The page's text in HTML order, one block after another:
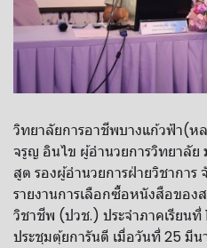
วิทยาลัยการอาชีพบางแก้วฟ้า(ห
จรูญ อินไข ผู้อำนวยการวิทยาลั
สูต รองผู้อำนวยการฝ่ายวิชาการ
รายงานการเลือกซื้อหนังสือของ
วิชาชีพ (ปวช.) ประจําภาคเรียน
ประชุมตุ้ยการันตี เมื่อวันที่ 25 มี